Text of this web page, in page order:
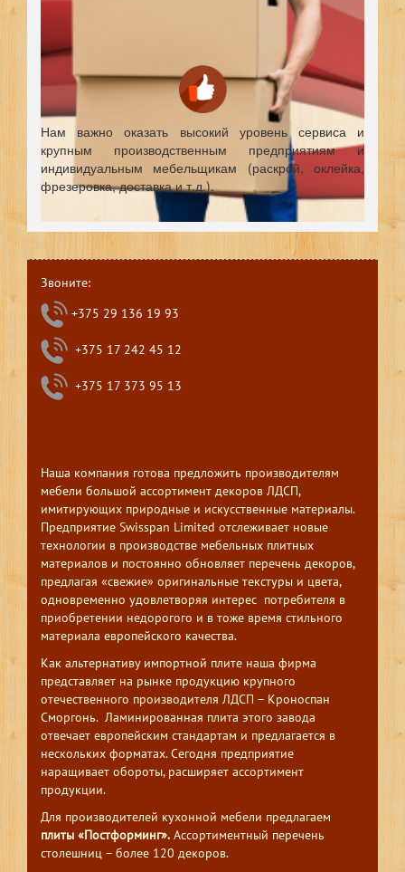
Нам важно оказать высокий уровень сервиса и
крупным производственным предприятиям и
индивидуальным мебельщикам (раскрой, оклейка,
фрезеровка, доставка и т.д.).
Звоните:
+375 29 136 19 93
+375 17 242 45 12
+375 17 373 95 13
Наша компания готова предложить производителям
мебели большой ассортимент декоров ЛДСП,
имитирующих природные и искусственные материалы.
Предприятие Swisspan Limited отслеживает новые
технологии в производстве мебельных плитных
материалов и постоянно обновляет перечень декоров,
предлагая «свежие» оригинальные текстуры и цвета,
одновременно удовлетворяя интерес потребителя в
приобретении недорогого и в тоже время стильного
материала европейского качества.
Как альтернативу импортной плите наша фирма
представляет на рынке продукцию крупного
отечественного производителя ЛДСП – Кроноспан
Сморгонь. Ламинированная плита этого завода
отвечает европейским стандартам и предлагается в
нескольких форматах. Сегодня предприятие
наращивает обороты, расширяет ассортимент
продукции.
Для производителей кухонной мебели предлагаем
плиты «Постформинг». Ассортиментный перечень
столешниц – более 120 декоров.